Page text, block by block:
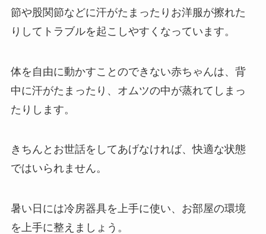
節や股関節などに汗がたまったりお洋服が擦れた
りしてトラブルを起こしやすくなっています。
体を自由に動かすことのできない赤ちゃんは、背
中に汗がたまったり、オムツの中が蒸れてしまっ
たりします。
きちんとお世話をしてあげなければ、快適な状態
ではいられません。
暑い日には冷房器具を上手に使い、お部屋の環境
を上手に整えましょう。